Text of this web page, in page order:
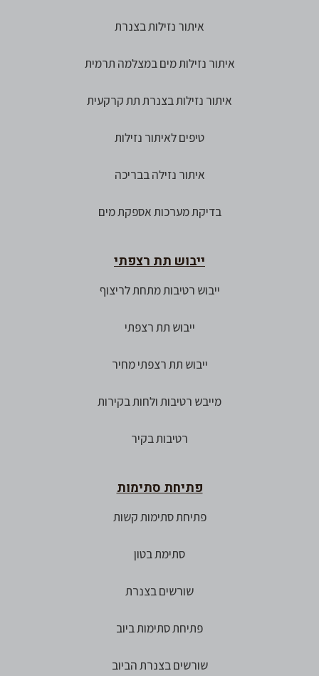
איתור נזילות בצנרת
איתור נזילות מים במצלמה תרמית
איתור נזילות בצנרת תת קרקעית
טיפים לאיתור נזילות
איתור נזילה בבריכה
בדיקת מערכות אספקת מים
ייבוש תת רצפתי
ייבוש רטיבות מתחת לריצוף
ייבוש תת רצפתי
ייבוש תת רצפתי מחיר
מייבש רטיבות ולחות בקירות
רטיבות בקיר
פתיחת סתימות
פתיחת סתימות קשות
סתימת בטון
שורשים בצנרת
פתיחת סתימות ביוב
שורשים בצנרת הביוב